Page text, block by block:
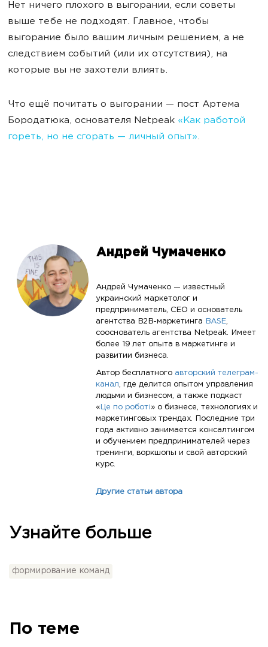
Нет ничего плохого в выгорании, если советы
выше тебе не подходят. Главное, чтобы
выгорание было вашим личным решением, а не
следствием событий (или их отсутствия), на
которые вы не захотели влиять.
Что ещё почитать о выгорании — пост Артема
Бородатюка, основателя Netpeak «Как работой
гореть, но не сгорать — личный опыт».
Андрей Чумаченко
Андрей Чумаченко — известный
украинский маркетолог и
предприниматель, CEO и основатель
агентства B2B-маркетинга BASE,
сооснователь агентства Netpeak. Имеет
более 19 лет опыта в маркетинге и
развитии бизнеса.
Автор бесплатного авторский телеграм-
канал, где делится опытом управления
людьми и бизнесом, а также подкаст
«Це по роботі» о бизнесе, технологиях и
маркетинговых трендах. Последние три
года активно занимается консалтингом
и обучением предпринимателей через
тренинги, воркшопы и свой авторский
курс.
Другие статьи автора
Узнайте больше
формирование команд
По теме